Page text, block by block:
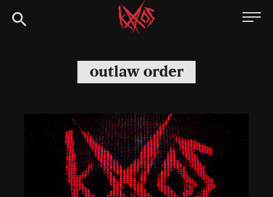
Siirry
suoraan
Kaaoszine
outlaw order